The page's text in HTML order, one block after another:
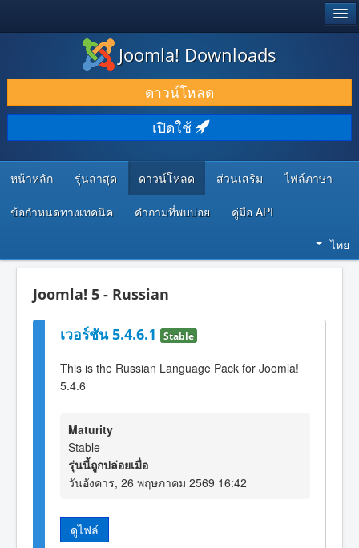
ดาวน์โหลด & ส่วนเสริม
ค้นคว้า & เรียนรู้
ชุมชน & สนับสนุน
ทรัพยากรสำหรับนักพัฒนา
Joomla! Downloads
ดาวน์โหลด
เปิดใช้
หน้าหลัก รุ่นล่าสุด ดาวน์โหลด ส่วนเสริม ไฟล์ภาษา
ข้อกำหนดทางเทคนิค คำถามที่พบบ่อย คู่มือ API
ไทย
Joomla! 5 - Russian
เวอร์ชัน 5.4.6.1 Stable
This is the Russian Language Pack for Joomla!
5.4.6
Maturity
Stable
รุ่นนี้ถูกปล่อยเมื่อ
วันอังคาร, 26 พฤษภาคม 2569 16:42
ดูไฟล์